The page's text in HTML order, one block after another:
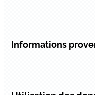
Informations